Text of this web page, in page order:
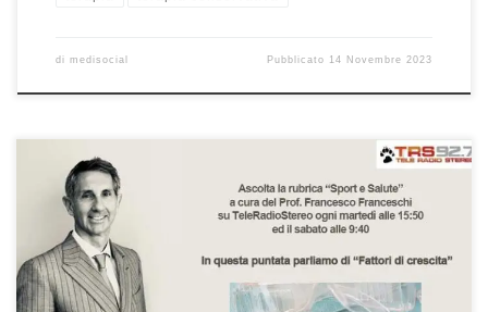
di medisocial Pubblicato 14 Novembre 2023
Fattori di crescita Rubrica “Sport e Salute” – TeleRadioStereo 92,7
– 6 aprile 2021 In questa puntata abbiamo trattato il tema dei
fattori di crescita, cosa sono, a cosa servono e quando sono
consigliati. Se avete perso la puntata, potete riascoltarla qui. Buon